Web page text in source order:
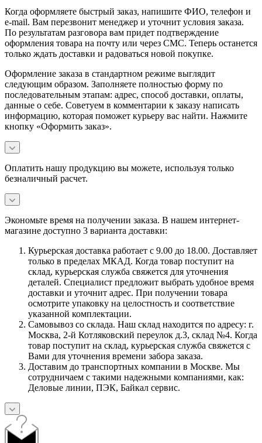
Когда оформляете быстрый заказ, напишите ФИО, телефон и
e-mail. Вам перезвонит менеджер и уточнит условия заказа.
По результатам разговора вам придет подтверждение
оформления товара на почту или через СМС. Теперь останется
только ждать доставки и радоваться новой покупке.
Оформление заказа в стандартном режиме выглядит
следующим образом. Заполняете полностью форму по
последовательным этапам: адрес, способ доставки, оплаты,
данные о себе. Советуем в комментарии к заказу написать
информацию, которая поможет курьеру вас найти. Нажмите
кнопку «Оформить заказ».
Оплатить нашу продукцию вы можете, используя только
безналичный расчет.
Экономьте время на получении заказа. В нашем интернет-
магазине доступно 3 варианта доставки:
Курьерская доставка работает с 9.00 до 18.00. Доставляет
только в пределах МКАД. Когда товар поступит на
склад, курьерская служба свяжется для уточнения
деталей. Специалист предложит выбрать удобное время
доставки и уточнит адрес. При получении товара
осмотрите упаковку на целостность и соответствие
указанной комплектации.
Самовывоз со склада. Наш склад находится по адресу: г.
Москва, 2-й Котляковский переулок д.3, склад №4. Когда
товар поступит на склад, курьерская служба свяжется с
Вами для уточнения времени забора заказа.
Доставим до транспортных компании в Москве. Мы
сотрудничаем с такими надежными компаниями, как:
Деловые линии, ПЭК, Байкал сервис.